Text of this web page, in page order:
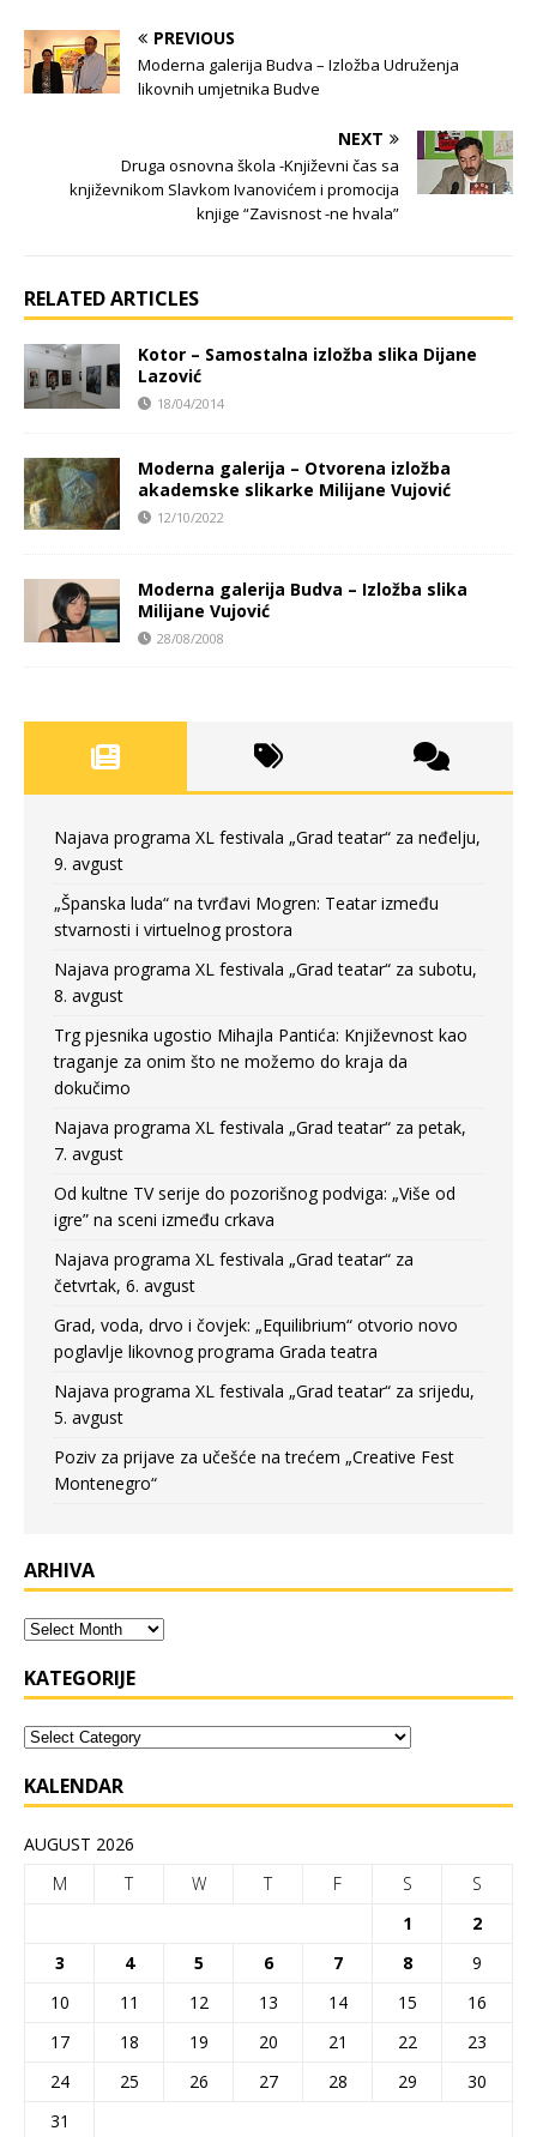
PREVIOUS
Moderna galerija Budva – Izložba Udruženja
likovnih umjetnika Budve
NEXT
Druga osnovna škola -Književni čas sa
književnikom Slavkom Ivanovićem i promocija
knjige “Zavisnost -ne hvala”
RELATED ARTICLES
Kotor – Samostalna izložba slika Dijane
Lazović
18/04/2014
Moderna galerija – Otvorena izložba
akademske slikarke Milijane Vujović
12/10/2022
Moderna galerija Budva – Izložba slika
Milijane Vujović
28/08/2008
Najava programa XL festivala „Grad teatar“ za neđelju,
9. avgust
„Španska luda“ na tvrđavi Mogren: Teatar između
stvarnosti i virtuelnog prostora
Najava programa XL festivala „Grad teatar“ za subotu,
8. avgust
Trg pjesnika ugostio Mihajla Pantića: Književnost kao
traganje za onim što ne možemo do kraja da
dokučimo
Najava programa XL festivala „Grad teatar“ za petak,
7. avgust
Od kultne TV serije do pozorišnog podviga: „Više od
igre” na sceni između crkava
Najava programa XL festivala „Grad teatar“ za
četvrtak, 6. avgust
Grad, voda, drvo i čovjek: „Equilibrium“ otvorio novo
poglavlje likovnog programa Grada teatra
Najava programa XL festivala „Grad teatar“ za srijedu,
5. avgust
Poziv za prijave za učešće na trećem „Creative Fest
Montenegro“
ARHIVA
KATEGORIJE
KALENDAR
AUGUST 2026
M
T W T F S
S
1
2
3
4 5 6 7 8
9
10
11 12 13 14 15
16
17
18 19 20 21 22
23
24
25 26 27 28 29
30
31